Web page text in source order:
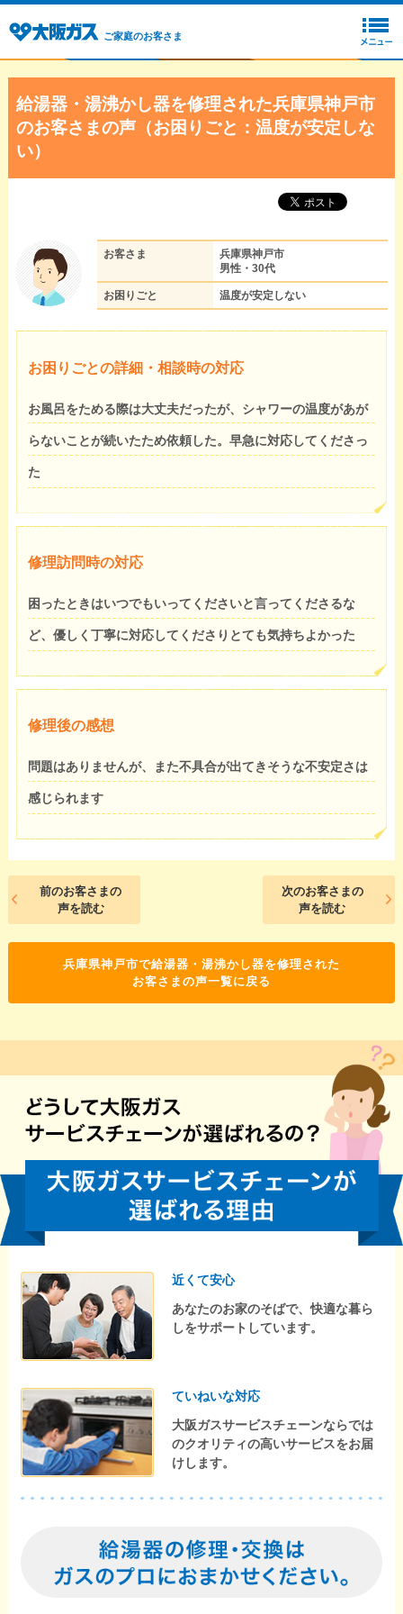
ご家庭のお客さま
給湯器・湯沸かし器を修理された兵庫県神戸市
のお客さまの声（お困りごと：温度が安定しな
い）
お客さま
兵庫県神戸市
男性・30代
お困りごと 温度が安定しない
お困りごとの詳細・相談時の対応
お風呂をためる際は大丈夫だったが、シャワーの温度があが
らないことが続いたため依頼した。早急に対応してくださっ
た
修理訪問時の対応
困ったときはいつでもいってくださいと言ってくださるな
ど、優しく丁寧に対応してくださりとても気持ちよかった
修理後の感想
問題はありませんが、また不具合が出てきそうな不安定さは
感じられます
前のお客さまの
声を読む
次のお客さまの
声を読む
兵庫県神戸市で給湯器・湯沸かし器を修理された
お客さまの声一覧に戻る
近くて安心
あなたのお家のそばで、快適な暮ら
しをサポートしています。
ていねいな対応
大阪ガスサービスチェーンならでは
のクオリティの高いサービスをお届
けします。